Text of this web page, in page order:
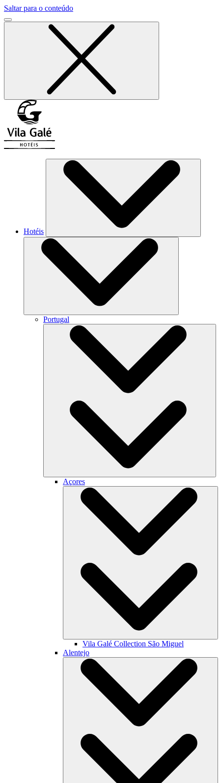
Saltar para o conteúdo
Hotéis
Portugal
Açores
Vila Galé Collection São Miguel
Alentejo